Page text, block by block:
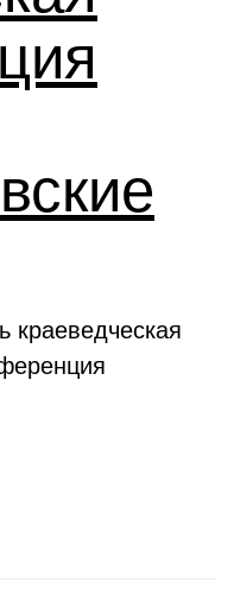
краеведческая